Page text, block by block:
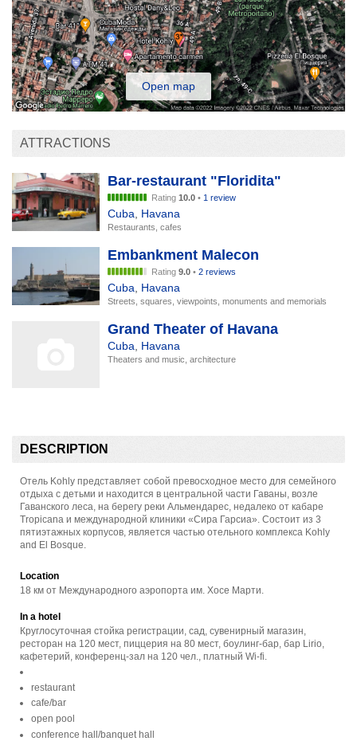
Open map
ATTRACTIONS
Bar-restaurant "Floridita"
Rating 10.0 • 1 review
Cuba Havana
Restaurants, cafes
Embankment Malecon
Rating 9.0 • 2 reviews
Cuba Havana
Streets, squares, viewpoints, monuments and memorials
Grand Theater of Havana
Cuba, Havana
Theaters and music, architecture
DESCRIPTION
Отель Kohly представляет собой превосходное место для семейного
отдыха с детьми и находится в центральной части Гаваны, возле
Гаванского леса, на берегу реки Альмендарес, недалеко от кабаре
Tropicana и международной клиники «Сира Гарсиа». Состоит из 3
пятиэтажных корпусов, является частью отельного комплекса Kohly
and El Bosque.
Location
18 км от Международного аэропорта им. Хосе Марти.
In a hotel
Круглосуточная стойка регистрации, сад, сувенирный магазин,
ресторан на 120 мест, пиццерия на 80 мест, боулинг-бар, бар Lirio,
кафетерий, конференц-зал на 120 чел., платный Wi-fi.
restaurant
cafe/bar
open pool
conference hall/banquet hall